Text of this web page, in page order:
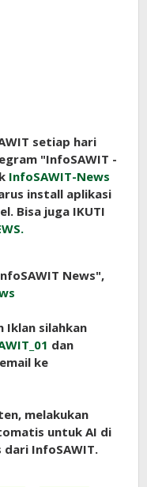
setiap hari
"InfoSAWIT -
InfoSAWIT-News
install aplikasi
Bisa juga IKUTI
News",
Iklan silahkan
dan
ke
melakukan
untuk AI di
InfoSAWIT.